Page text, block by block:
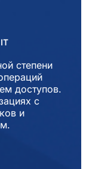
степени
доступов.
с
и